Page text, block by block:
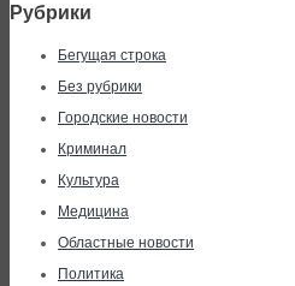
Рубрики
Бегущая строка
Без рубрики
Городские новости
Криминал
Культура
Медицина
Областные новости
Политика